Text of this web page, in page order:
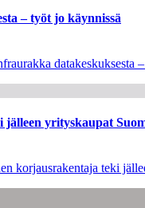
– työt jo käynnissä
datakeskuksesta
yrityskaupat
korjausrakentaja teki